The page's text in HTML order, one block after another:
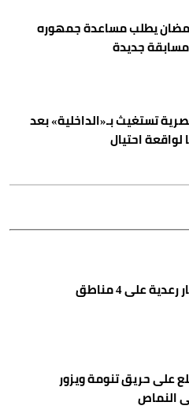
يطلب مساعدة جمهوره
جديدة
تستغيث بـ«الداخلية» بعد
احتيال
على 4 مناطق
على حريق تنومة ويزور
النماص